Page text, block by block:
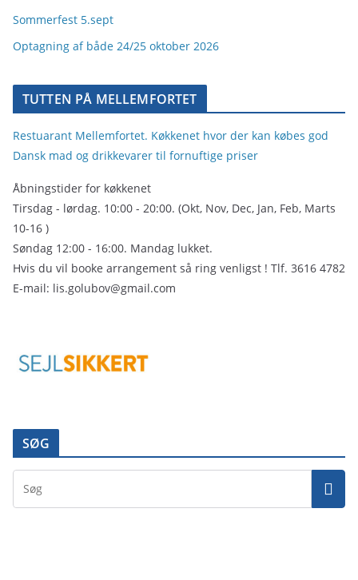
Sommerfest 5.sept
Optagning af både 24/25 oktober 2026
TUTTEN PÅ MELLEMFORTET
Restuarant Mellemfortet. Køkkenet hvor der kan købes god
Dansk mad og drikkevarer til fornuftige priser
Åbningstider for køkkenet
Tirsdag - lørdag. 10:00 - 20:00. (Okt, Nov, Dec, Jan, Feb, Marts
10-16 )
Søndag 12:00 - 16:00. Mandag lukket.
Hvis du vil booke arrangement så ring venligst ! Tlf. 3616 4782
E-mail: lis.golubov@gmail.com
SØG